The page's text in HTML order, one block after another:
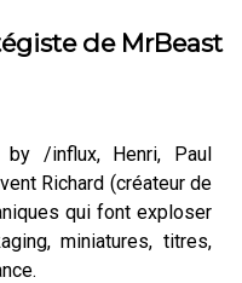
de MrBeast
by /influx, Henri, Paul
Richard (créateur de
qui font exploser
miniatures, titres,